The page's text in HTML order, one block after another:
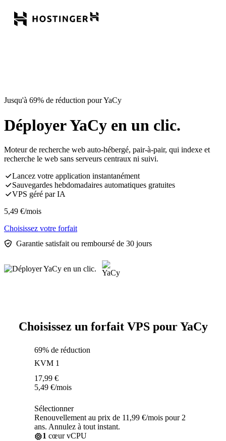
Jusqu'à 69% de réduction pour YaCy
Déployer YaCy en un clic.
Moteur de recherche web auto-hébergé, pair-à-pair, qui indexe et
recherche le web sans serveurs centraux ni suivi.
Lancez votre application instantanément
Sauvegardes hebdomadaires automatiques gratuites
VPS géré par IA
5,49 €/mois
Choisissez votre forfait
Garantie satisfait ou remboursé de 30 jours
Choisissez un forfait VPS pour YaCy
69% de réduction
KVM 1
17,99 €
5,49 €/mois
Sélectionner
Renouvellement au prix de 11,99 €/mois pour 2
ans. Annulez à tout instant.
1 cœur vCPU